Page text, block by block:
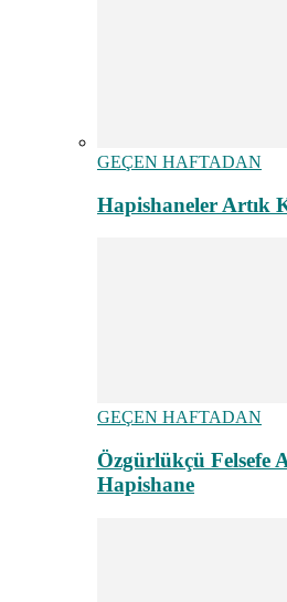
GEÇEN HAFTADAN
Hapishaneler Artık
GEÇEN HAFTADAN
Özgürlükçü Felsefe
Hapishane